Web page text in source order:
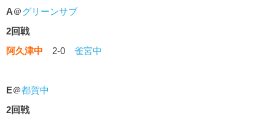
A＠グリーンサブ
2回戦
阿久津中 2-0 雀宮中
E＠都賀中
2回戦